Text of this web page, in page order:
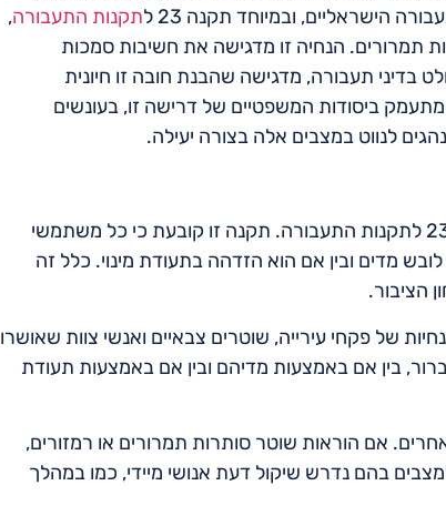
הישראליים, ובמיוחד תקנה 23 ל
תקנות התעבורה,
תמרורים. הנחיה זו מדגישה את חשיבות סמכות
בדיני תעבורה, מדגישה שהבנת חובה זו חיונית
ביסודות המשפטיים של דרישה זו, בעונשים
לנווט במצבים אלה בצורה יעילה.
בישראל, הדרישה החוקית לציית להוראות שוטר מעוגנת בתקנה 23 לתקנות התעבורה. תקנה זו קובעת כי כל משתמשי
מדים ובין אם הוא הזדהה בתעודת מינוי. כלל זה
הציבור.
של פקחי עירייה, שוטרים צבאיים ואנשי צוות שאושרו
בין אם באמצעות מדיהם ובין אם באמצעות תעודת
אם הוראות שוטר סותרות תמרורים או רמזורים,
בהם נדרש שיקול דעת אנושי מיידי, כמו במהלך